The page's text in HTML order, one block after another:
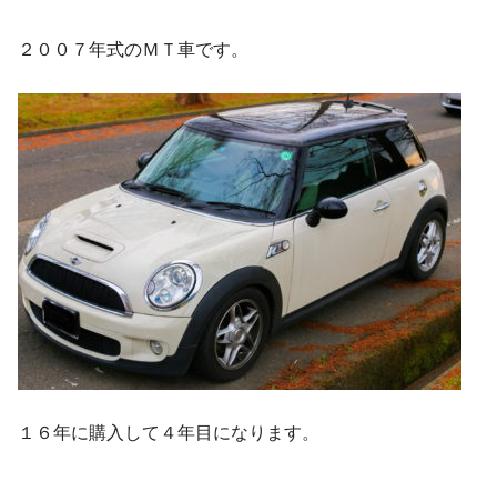
２００７年式のＭＴ車です。
１６年に購入して４年目になります。